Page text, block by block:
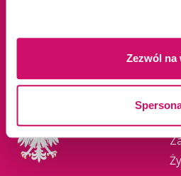
Zezwól na
email:info@wsb.edu.pl